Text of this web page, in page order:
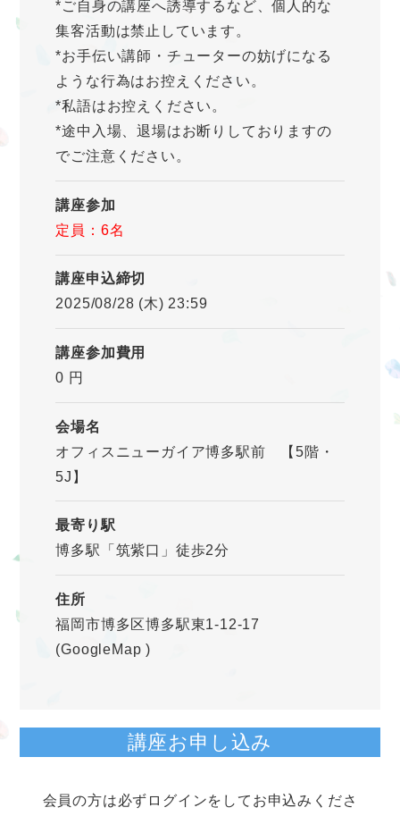
*ご自身の講座へ誘導するなど、個人的な
集客活動は禁止しています。
*お手伝い講師・チューターの妨げになる
ような行為はお控えください。
*私語はお控えください。
*途中入場、退場はお断りしておりますの
でご注意ください。
講座参加
定員：6名
講座申込締切
2025/08/28 (木) 23:59
講座参加費用
0 円
会場名
オフィスニューガイア博多駅前 【5階・
5J】
最寄り駅
博多駅「筑紫口」徒歩2分
住所
福岡市博多区博多駅東1-12-17
(GoogleMap)
講座お申し込み
会員の方は必ずログインをしてお申込みくださ